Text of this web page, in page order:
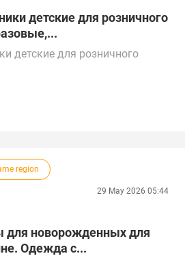
детские для розничного
детские для розничного
рублей (1 000$) в месяц.
Пт с 14:00 до 19:00 по
Турции, ОАЭ и
Республика Башкортостан
region
29 May 2026 05:44
для новорожденных для
Одежда с...